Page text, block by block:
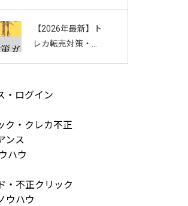
回し方を徹底解説
【2026年最新】ト
レカ転売対策・完
・ログイン
ク・クレカ不正
ンス
ハウ
・不正クリック
ウハウ